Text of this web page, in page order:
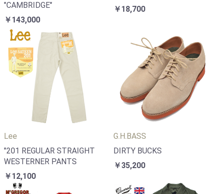
"CAMBRIDGE"
￥143,000
￥18,700
Lee
"201 REGULAR STRAIGHT
WESTERNER PANTS
￥12,100
G.H.BASS
DIRTY BUCKS
￥35,200